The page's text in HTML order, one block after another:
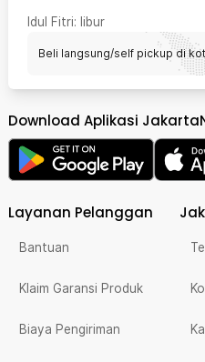
Idul Fitri: libur
Beli langsung/self pickup di
Download Aplikasi
Layanan Pelanggan
Bantuan
Klaim Garansi Produk
Biaya Pengiriman